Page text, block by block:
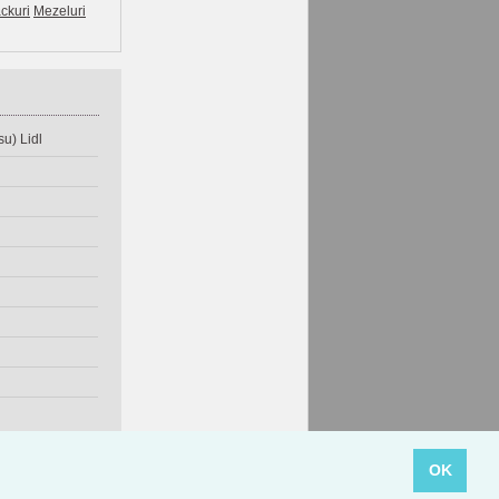
OK
Mezeluri
Lidl